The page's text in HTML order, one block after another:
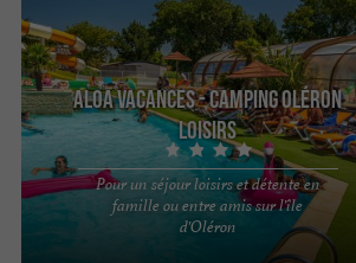
Aloa Vacances - Camping Oléron
Loisirs
Pour un séjour loisirs et détente en
famille ou entre amis sur l'île
d'Oléron
Venez séjourner sur l'île d'Oléron au Aloa
Vacances - Camping 4 * Oléron Loisirs et goûter